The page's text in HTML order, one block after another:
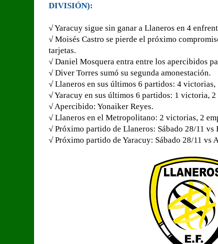
DIVISIÓN):
√ Yaracuy sigue sin ganar a Llaneros en 4
√ Moisés Castro se pierde el próximo
tarjetas.
√ Daniel Mosquera entra entre los apercibidos
√ Diver Torres sumó su segunda amonestación.
√ Llaneros en sus últimos 6 partidos: 4 victorias,
√ Yaracuy en sus últimos 6 partidos: 1 victoria, 2
√ Apercibido: Yonaiker Reyes.
√ Llaneros en el Metropolitano: 2 victorias, 2
√ Próximo partido de Llaneros: Sábado 28/11 vs
√ Próximo partido de Yaracuy: Sábado 28/11 vs